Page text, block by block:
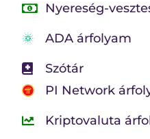
Nyereség-
ADA árfolyam
Szótár
PI Network
Kriptovaluta